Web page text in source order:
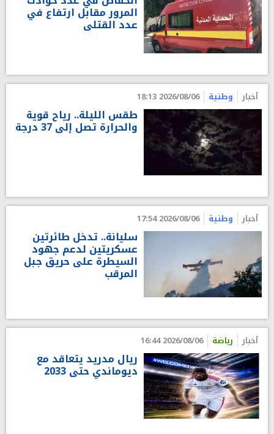
المرور مقابل ارتفاع في
عدد القتلى
أخبار وطنية 2026/08/06 18:13
طقس الليلة.. رياح قوية
والحرارة تصل إلى 37 درجة
أخبار وطنية 2026/08/06 17:54
سليانة.. تدخل طائرتين
عسكريتين لدعم جهود
السيطرة على حريق جبل
المرقب
أخبار رياضة 2026/08/06 16:44
ريال مدريد يتعاقد مع
ديوماندي حتى 2033